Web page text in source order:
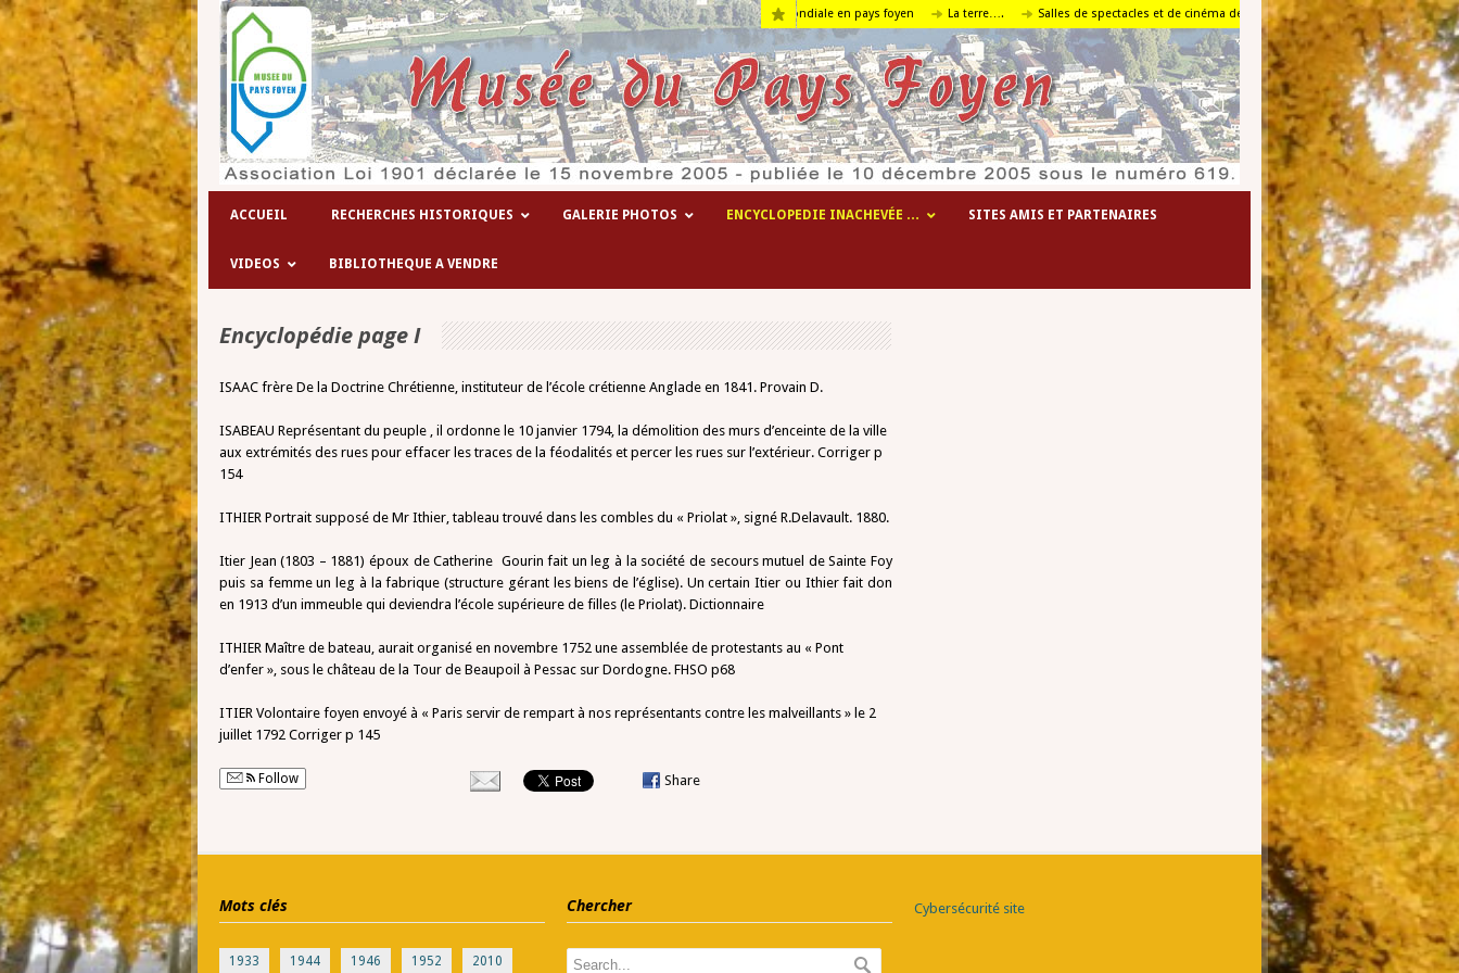
Les hôpitaux temporaires de la 1° guerre mondiale en pays foyen La terre…. Salles de spectacles et de cinéma de l’agglomération foyenne Le travail en
ACCUEIL RECHERCHES HISTORIQUES GALERIE PHOTOS ENCYCLOPEDIE INACHEVÉE … SITES AMIS ET PARTENAIRES
VIDEOS BIBLIOTHEQUE A VENDRE
Encyclopédie page I
ISAAC frère De la Doctrine Chrétienne, instituteur de l’école crétienne Anglade en 1841. Provain D.
ISABEAU Représentant du peuple , il ordonne le 10 janvier 1794, la démolition des murs d’enceinte de la ville
aux extrémités des rues pour effacer les traces de la féodalités et percer les rues sur l’extérieur. Corriger p
154
ITHIER Portrait supposé de Mr Ithier, tableau trouvé dans les combles du « Priolat », signé R.Delavault. 1880.
Itier Jean (1803 – 1881) époux de Catherine Gourin fait un leg à la société de secours mutuel de Sainte Foy
puis sa femme un leg à la fabrique (structure gérant les biens de l’église). Un certain Itier ou Ithier fait don
en 1913 d’un immeuble qui deviendra l’école supérieure de filles (le Priolat). Dictionnaire
ITHIER Maître de bateau, aurait organisé en novembre 1752 une assemblée de protestants au « Pont
d’enfer », sous le château de la Tour de Beaupoil à Pessac sur Dordogne. FHSO p68
ITIER Volontaire foyen envoyé à « Paris servir de rempart à nos représentants contre les malveillants » le 2
juillet 1792 Corriger p 145
Follow Share
Mots clés
1933 1944 1946 1952 2010
Chercher Cybersécurité site